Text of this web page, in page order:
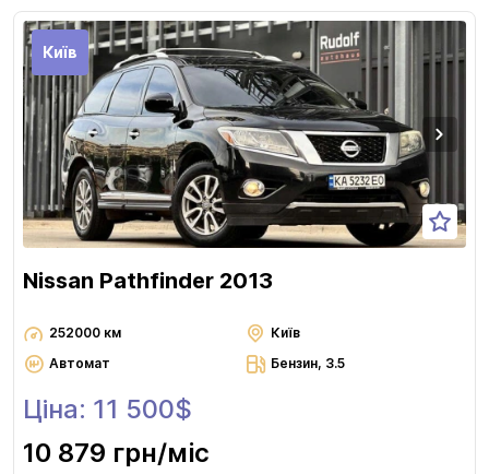
Київ
Nissan Pathfinder 2013
252000 км
Київ
Автомат
Бензин, 3.5
Ціна: 11 500$
10 879 грн/міс